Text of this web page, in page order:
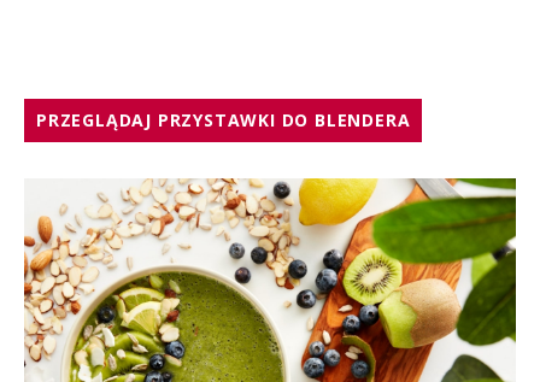
PRZEGLĄDAJ PRZYSTAWKI DO BLENDERA